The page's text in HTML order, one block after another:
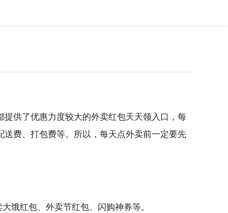
供了优惠力度较大的外卖红包天天领入口，每
费、打包费等。所以，每天点外卖前一定要先
饿红包、外卖节红包、闪购神券等。